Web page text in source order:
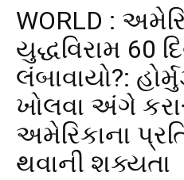
WORLD :
યુદ્ધવિરામ 60
લંબાવાયો?:
ખોલવા અંગે
અમેરિકાના
થવાની શક્યતા